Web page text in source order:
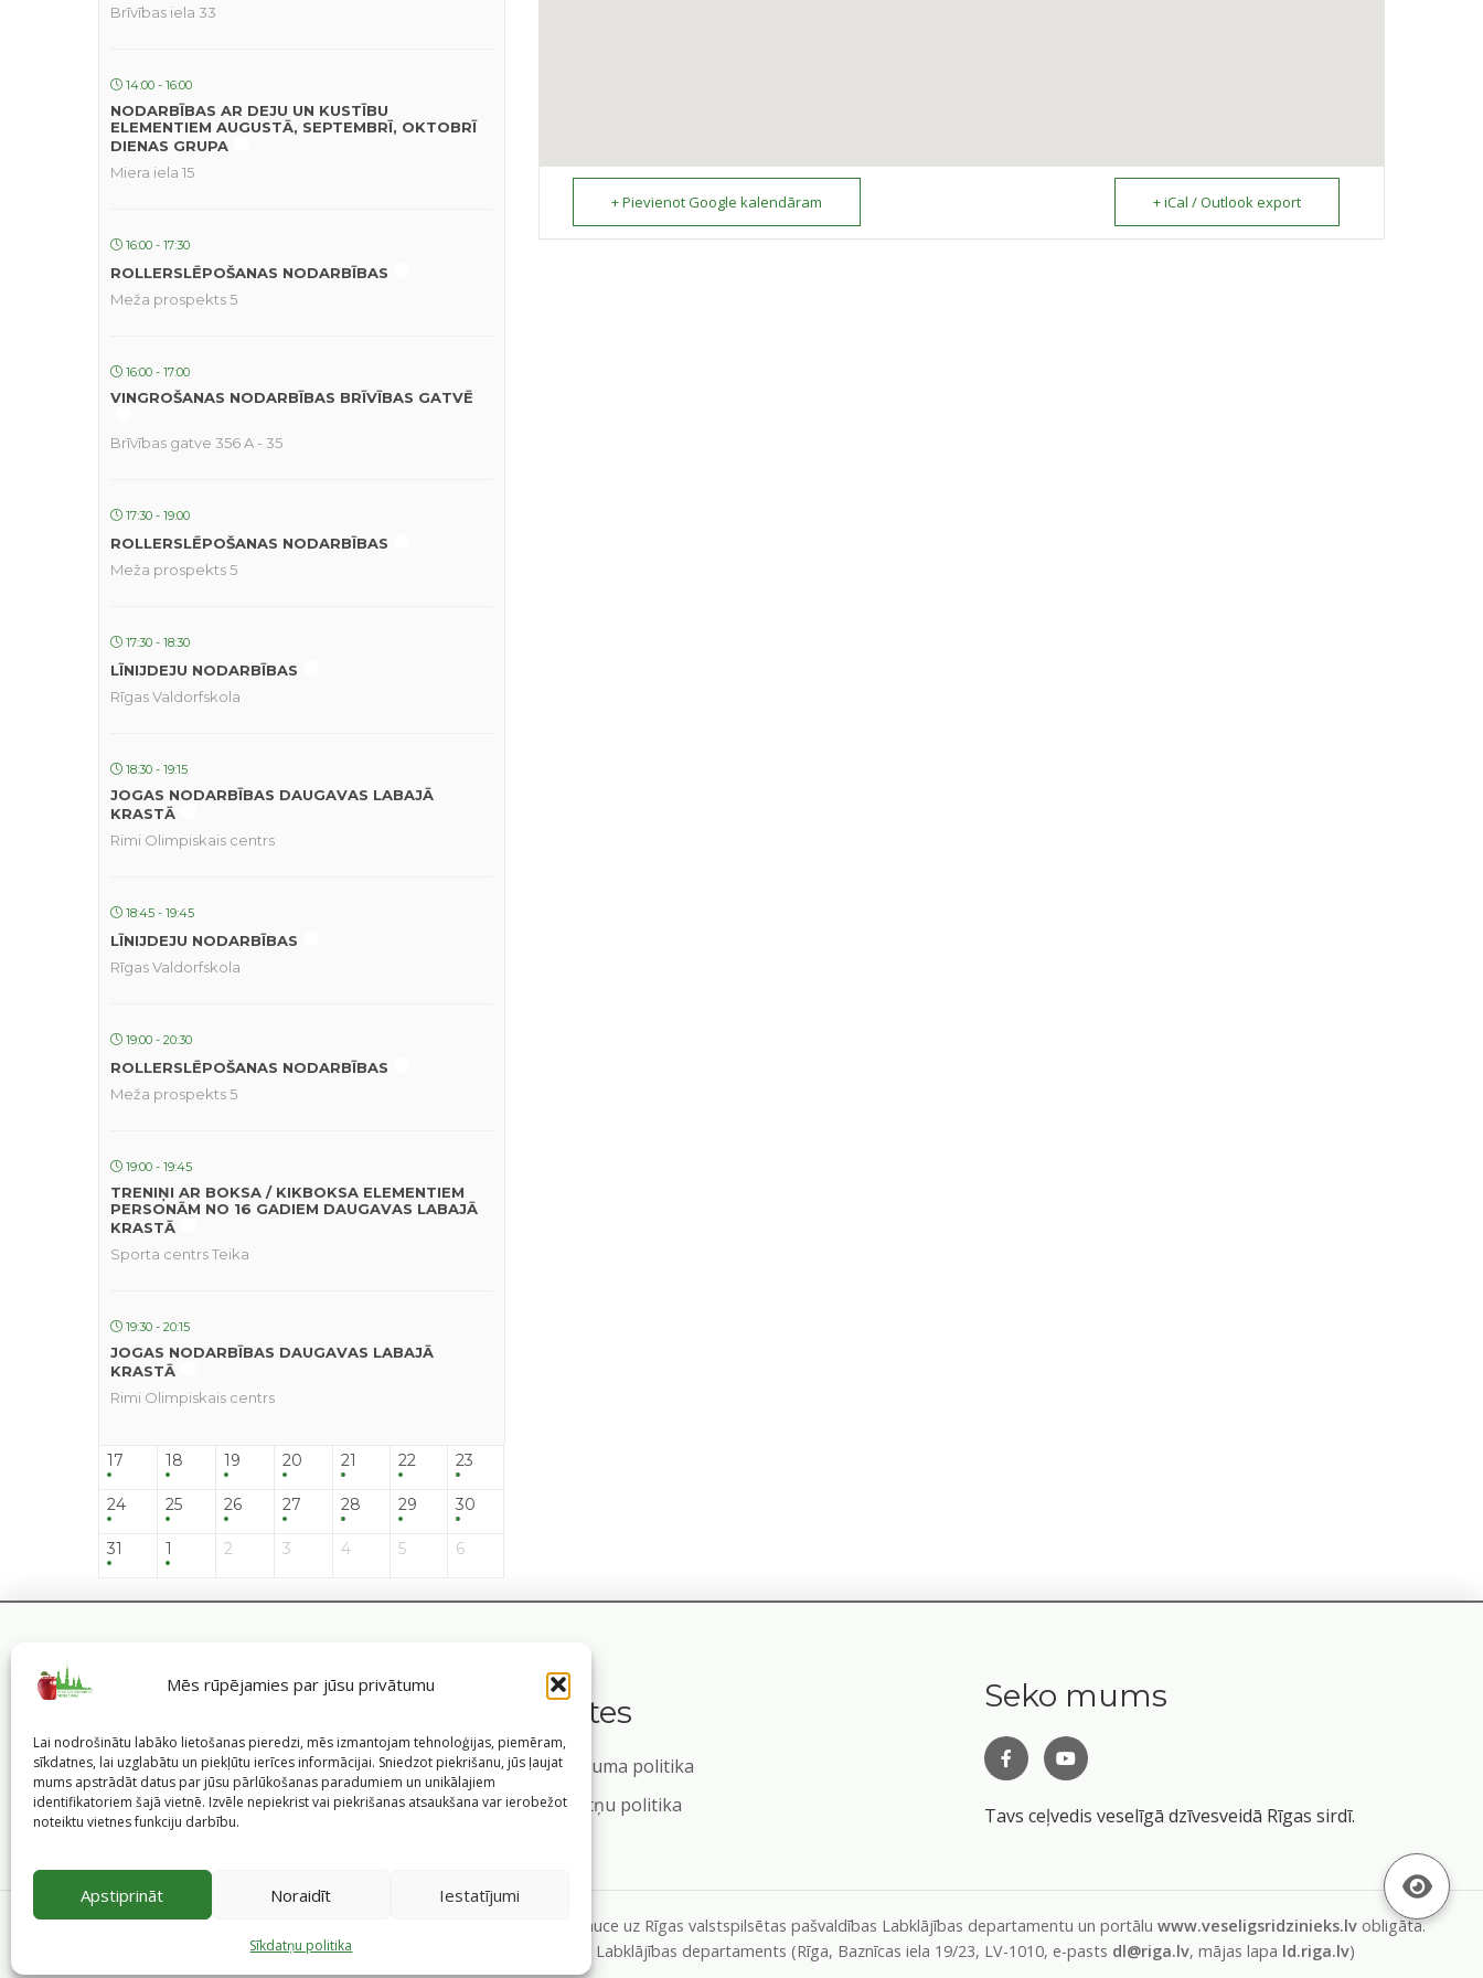
Mēs rūpējamies par jūsu privātumu
Lai nodrošinātu labāko lietošanas pieredzi, mēs izmantojam tehnoloģijas, piemēram,
sīkdatnes, lai uzglabātu un piekļūtu ierīces informācijai. Sniedzot piekrišanu, jūs ļaujat
mums apstrādāt datus par jūsu pārlūkošanas paradumiem un unikālajiem
identifikatoriem šajā vietnē. Izvēle nepiekrist vai piekrišanas atsaukšana var ierobežot
noteiktu vietnes funkciju darbību.
Apstiprināt Noraidīt Iestatījumi
Brīvības iela 33
14:00 - 16:00
NODARBĪBAS AR DEJU UN KUSTĪBU
ELEMENTIEM AUGUSTĀ, SEPTEMBRĪ, OKTOBRĪ
DIENAS GRUPA
Miera iela 15
16:00 - 17:30
ROLLERSLĒPOŠANAS NODARBĪBAS
Meža prospekts 5
16:00 - 17:00
VINGROŠANAS NODARBĪBAS BRĪVĪBAS GATVĒ
Brīvības gatve 356 A - 35
17:30 - 19:00
ROLLERSLĒPOŠANAS NODARBĪBAS
Meža prospekts 5
17:30 - 18:30
LĪNIJDEJU NODARBĪBAS
Rīgas Valdorfskola
18:30 - 19:15
JOGAS NODARBĪBAS DAUGAVAS LABAJĀ
KRASTĀ
Rimi Olimpiskais centrs
18:45 - 19:45
LĪNIJDEJU NODARBĪBAS
Rīgas Valdorfskola
19:00 - 20:30
ROLLERSLĒPOŠANAS NODARBĪBAS
Meža prospekts 5
19:00 - 19:45
TRENIŅI AR BOKSA / KIKBOKSA ELEMENTIEM
PERSONĀM NO 16 GADIEM DAUGAVAS LABAJĀ
KRASTĀ
Sporta centrs Teika
19:30 - 20:15
JOGAS NODARBĪBAS DAUGAVAS LABAJĀ
KRASTĀ
Rimi Olimpiskais centrs
17 18 19 20 21 22 23
24 25 26 27 28 29 30
31 1 2 3 4 5 6
+ Pievienot Google kalendāram + iCal / Outlook export
Saites
Privātuma politika
Sīkdatņu politika
Seko mums
Tavs ceļvedis veselīgā dzīvesveidā Rīgas sirdī.
©2026 Veselīgs rīdzinieks veselā Rīgā Pārpublicējot informāciju, atsauce uz Rīgas valstspilsētas pašvaldības Labklājības departamentu un portālu www.veseligsridzinieks.lv obligāta.
Pašvaldības portālu administrē Rīgas valstspilsētas pašvaldības Labklājības departaments (Rīga, Baznīcas iela 19/23, LV-1010, e-pasts dl@riga.lv, mājas lapa ld.riga.lv)